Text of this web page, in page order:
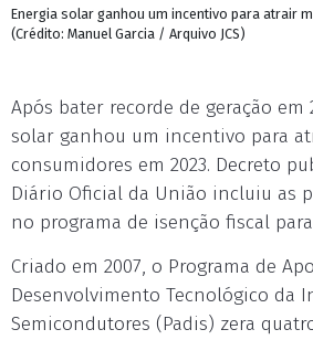
Energia solar ganhou um incentivo para atrair
(Crédito: Manuel Garcia / Arquivo JCS)
Após bater recorde de geração em
solar ganhou um incentivo para
consumidores em 2023. Decreto
Diário Oficial da União incluiu as
no programa de isenção fiscal
Criado em 2007, o Programa de
Desenvolvimento Tecnológico da
Semicondutores (Padis) zera